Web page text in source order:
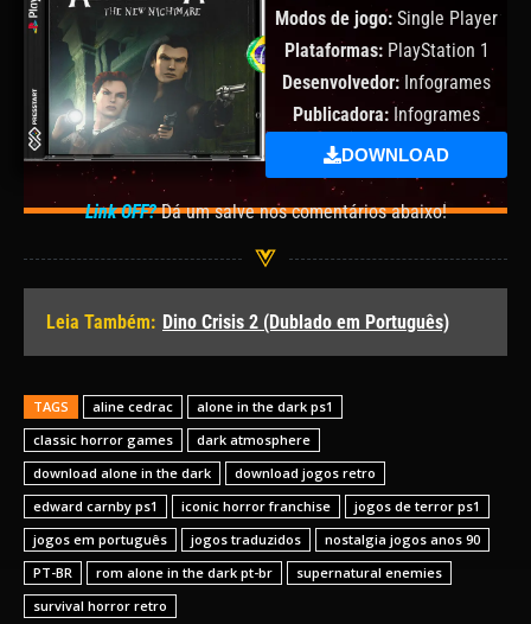
Modos de jogo: Single Player
Plataformas: PlayStation 1
Desenvolvedor: Infogrames
Publicadora: Infogrames
DOWNLOAD
Link OFF?Dá um salve nos comentários abaixo!
Leia Também: Dino Crisis 2 (Dublado em Português)
TAGS aline cedrac
alone in the dark ps1
classic horror games
dark atmosphere
download alone in the dark
download jogos retro
edward carnby ps1
iconic horror franchise
jogos de terror ps1
jogos em português
jogos traduzidos
nostalgia jogos anos 90
PT-BR
rom alone in the dark pt-br
supernatural enemies
survival horror retro